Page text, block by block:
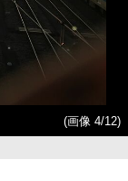
(画像 4/12)